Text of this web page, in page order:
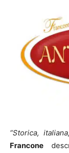
“Storica,
Francone